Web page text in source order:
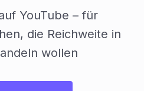
YouTube – für
die Reichweite in
wollen